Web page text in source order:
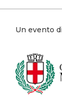
Un evento di